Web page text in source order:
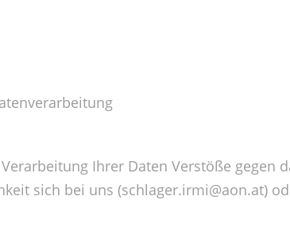
Ihrer Daten Verstöße gegen
sich bei uns (schlager.irmi@aon.at)